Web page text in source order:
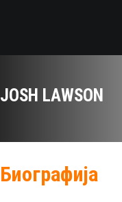
JOSH LAWSON
Биографија